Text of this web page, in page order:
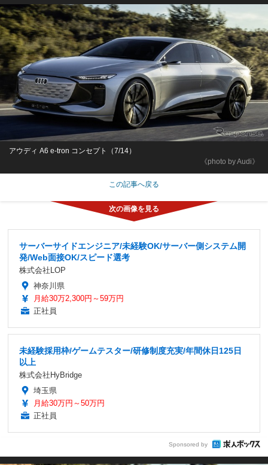
《photo by Audi》
アウディ A6 e-tron コンセプト（7/14）
この記事へ戻る
サーバーサイドエンジニア/未経験OK/サーバー側システム開
発/Web面接OK/スピード選考
株式会社LOP
神奈川県
月給30万2,300円～59万円
正社員
未経験採用枠/ゲームテスター/研修制度充実/年間休日125日
以上
株式会社HyBridge
埼玉県
月給30万円～50万円
正社員
Sponsored by